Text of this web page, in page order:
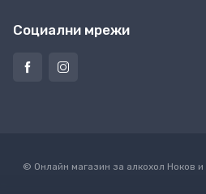
Социални мрежи
© Онлайн магазин за алкохол Ноков и